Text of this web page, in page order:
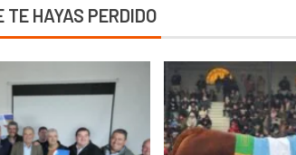
TE HAYAS PERDIDO